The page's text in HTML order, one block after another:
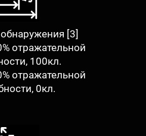
[3]
отражательной
100кл.
отражательной
0кл.